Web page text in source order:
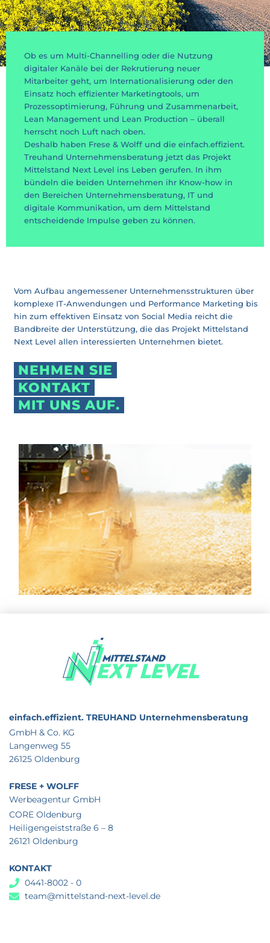
Ob es um Multi-Channelling oder die Nutzung
digitaler Kanäle bei der Rekrutierung neuer
Mitarbeiter geht, um Internationalisierung oder den
Einsatz hoch effizienter Marketingtools, um
Prozessoptimierung, Führung und Zusammenarbeit,
Lean Management und Lean Production – überall
herrscht noch Luft nach oben.
Deshalb haben Frese & Wolff und die einfach.effizient.
Treuhand Unternehmensberatung jetzt das Projekt
Mittelstand Next Level ins Leben gerufen. In ihm
bündeln die beiden Unternehmen ihr Know-how in
den Bereichen Unternehmensberatung, IT und
digitale Kommunikation, um dem Mittelstand
entscheidende Impulse geben zu können.
Vom Aufbau angemessener Unternehmensstrukturen über
komplexe IT-Anwendungen und Performance Marketing bis
hin zum effektiven Einsatz von Social Media reicht die
Bandbreite der Unterstützung, die das Projekt Mittelstand
Next Level allen interessierten Unternehmen bietet.
NEHMEN SIE
KONTAKT
MIT UNS AUF.
einfach.effizient. TREUHAND Unternehmensberatung
GmbH & Co. KG
Langenweg 55
26125 Oldenburg
FRESE + WOLFF
Werbeagentur GmbH
CORE Oldenburg
Heiligengeiststraße 6 – 8
26121 Oldenburg
KONTAKT
0441-8002 - 0
team@mittelstand-next-level.de